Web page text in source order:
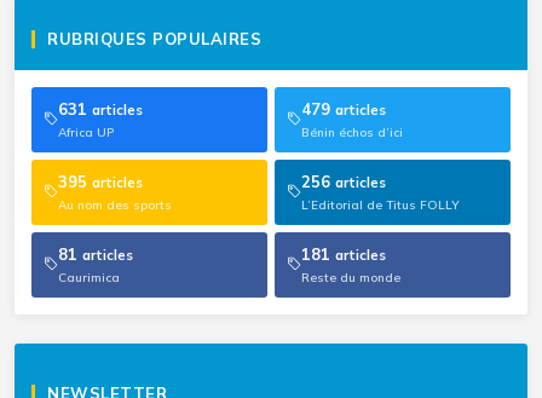
RUBRIQUES POPULAIRES
631 articles
Africa UP
479 articles
Bénin échos d’ici
395 articles
Au nom des sports
256 articles
L’Editorial de Titus FOLLY
81 articles
Caurimica
181 articles
Reste du monde
NEWSLETTER